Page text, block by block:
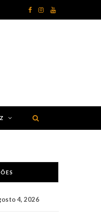
F
o
I
g
Y
b
4, 2026